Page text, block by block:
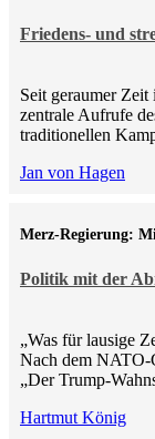
Friedens- und
Seit geraumer Zeit
zentrale Aufrufe
traditionellen
Jan von Hagen
Politik mit der
Merz-Regierung:
„Was für lausige
Nach dem NATO-
„Der Trump-
Hartmut König